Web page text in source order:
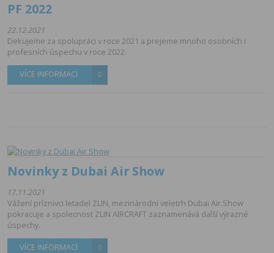
PF 2022
22.12.2021
Dekujeme za spolupráci v roce 2021 a prejeme mnoho osobních i
profesních úspechu v roce 2022.
VÍCE INFORMACÍ
Novinky z Dubai Air Show
17.11.2021
Vážení príznivci letadel ZLIN, mezinárodní veletrh Dubai Air Show
pokracuje a spolecnost ZLIN AIRCRAFT zaznamenává další výrazné
úspechy.
VÍCE INFORMACÍ